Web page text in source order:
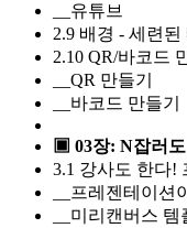
__유튜브
2.9 배경 - 세련된
2.10 QR/바코드
__QR 만들기
__바코드 만들기
▣ 03장: N잡러
3.1 강사도 한다!
__프레젠테이션
__미리캔버스